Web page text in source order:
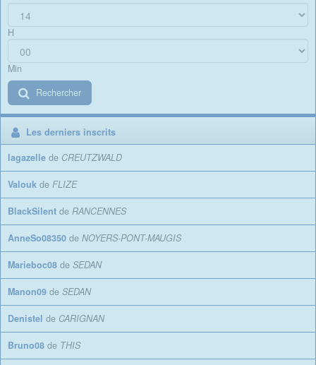
H
Min
Rechercher
Les derniers inscrits
lagazelle de CREUTZWALD
Valouk de FLIZE
BlackSilent de RANCENNES
AnneSo08350 de NOYERS-PONT-MAUGIS
Marieboc08 de SEDAN
Manon09 de SEDAN
Denistel de CARIGNAN
Bruno08 de THIS